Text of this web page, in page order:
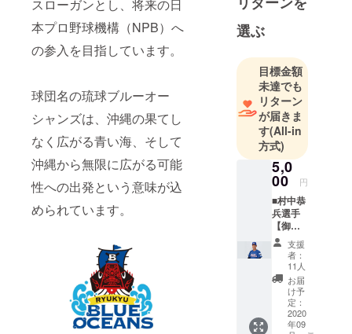
スローガンとし、将来の日
本プロ野球機構（NPB）へ
の参入を目指しています。
球団名の琉球ブルーオー
シャンズは、沖縄の果てし
なく広がる⻘い海、そして
沖縄から無限に広がる可能
性への出発という意味が込
められています。
選ぶ
目標金額
未達でも
リターン
が届きま
す(All-in
方式)
5,0
00 円
■村中恭
兵選手
【御礼
手紙＋
村中恭
兵選手
オリジ
ナルマ
フラー
タオ
ル】 村
支援
者：
11人
お届
け予
定：
2020
年09